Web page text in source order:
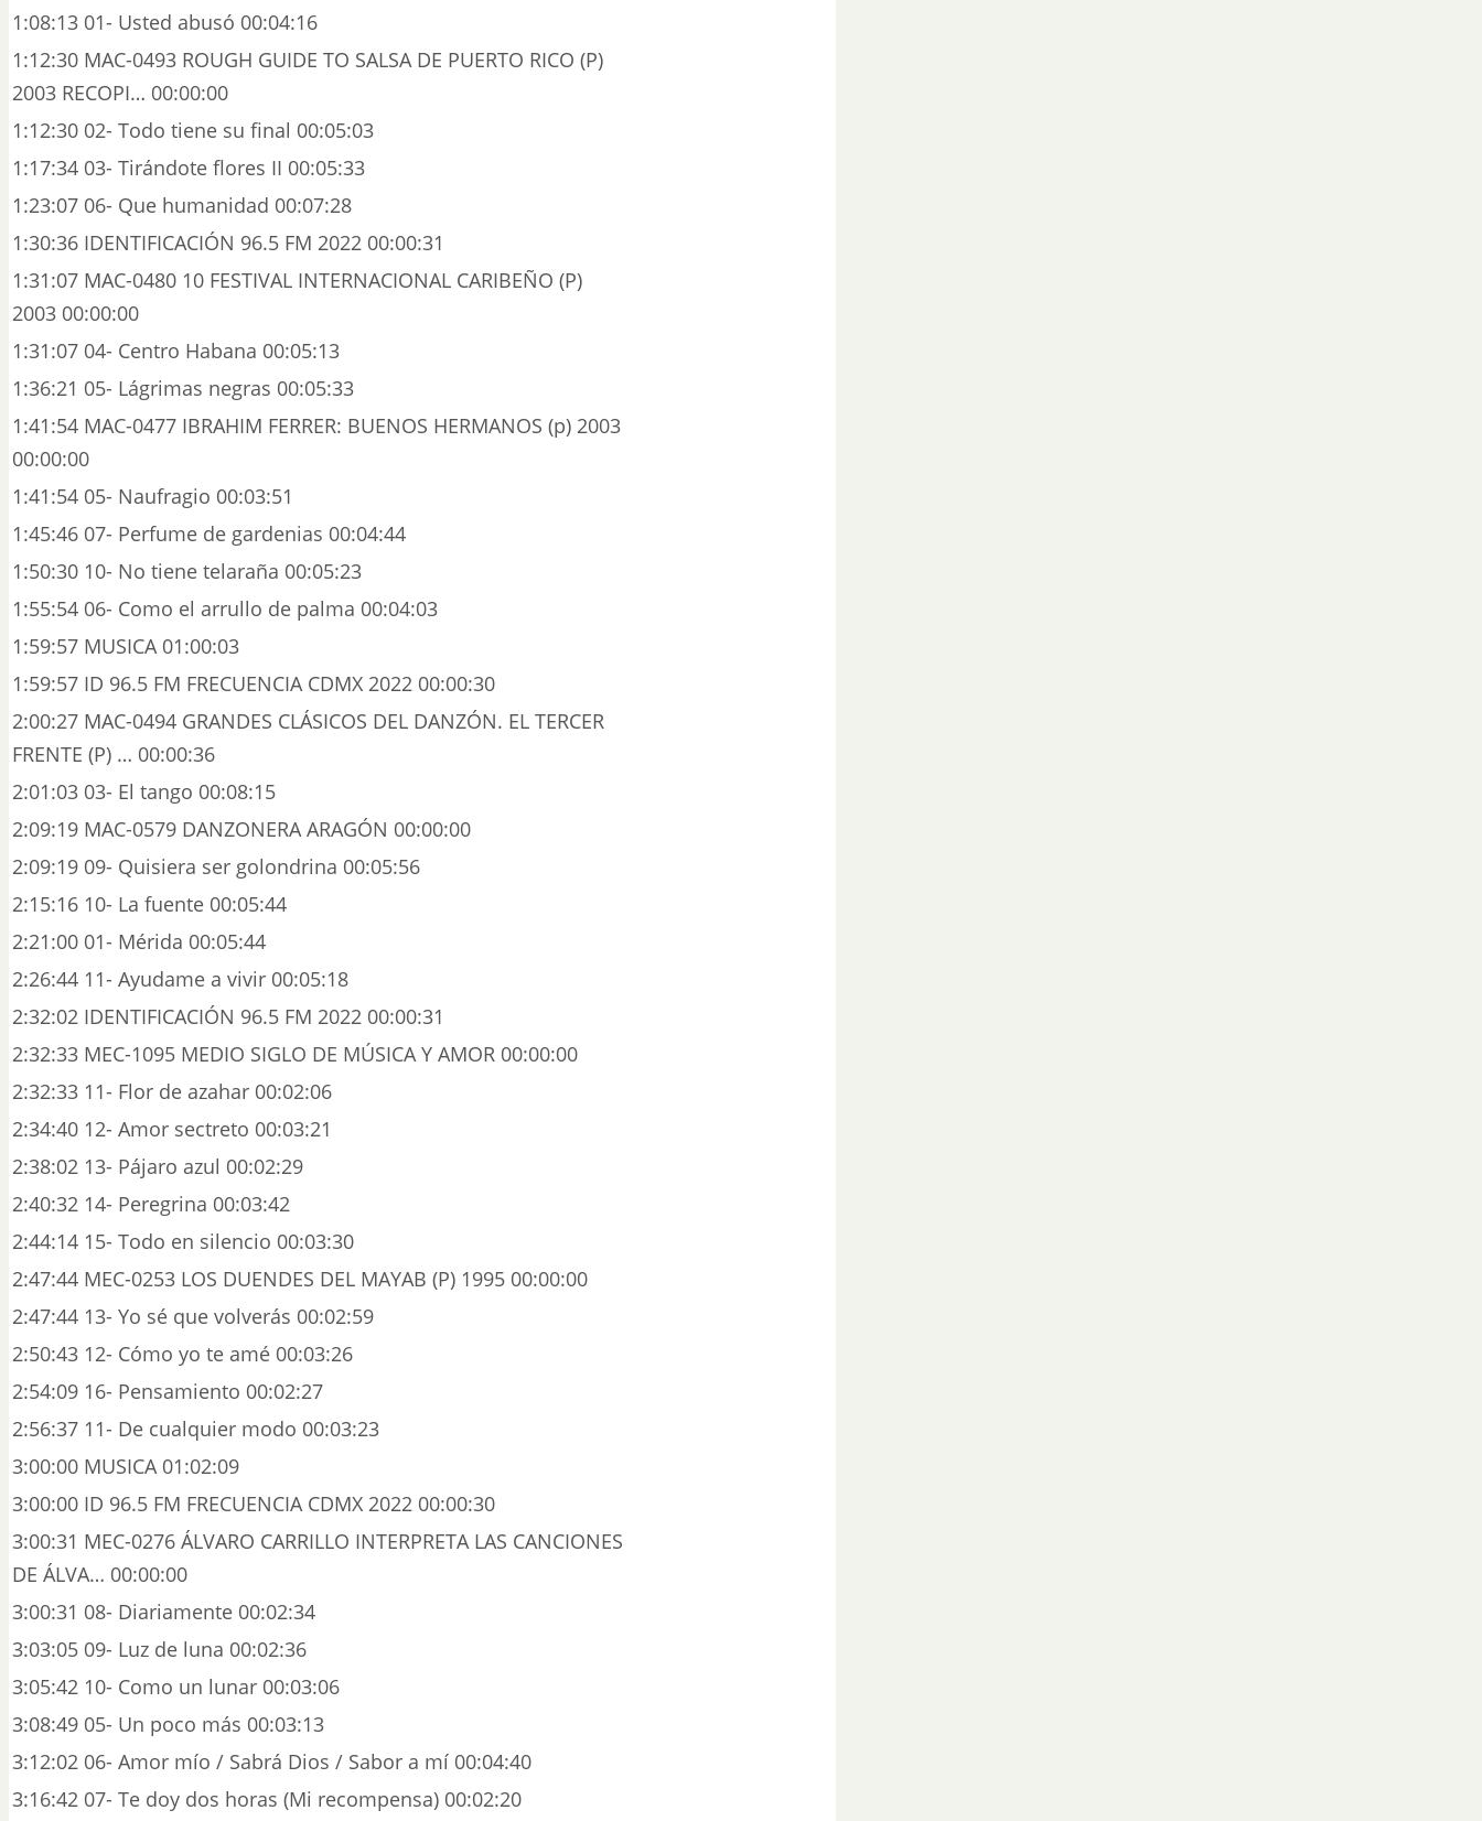
1:08:13 01- Usted abusó 00:04:16
1:12:30 MAC-0493 ROUGH GUIDE TO SALSA DE PUERTO RICO (P)
2003 RECOPI… 00:00:00
1:12:30 02- Todo tiene su final 00:05:03
1:17:34 03- Tirándote flores II 00:05:33
1:23:07 06- Que humanidad 00:07:28
1:30:36 IDENTIFICACIÓN 96.5 FM 2022 00:00:31
1:31:07 MAC-0480 10 FESTIVAL INTERNACIONAL CARIBEÑO (P)
2003 00:00:00
1:31:07 04- Centro Habana 00:05:13
1:36:21 05- Lágrimas negras 00:05:33
1:41:54 MAC-0477 IBRAHIM FERRER: BUENOS HERMANOS (p) 2003
00:00:00
1:41:54 05- Naufragio 00:03:51
1:45:46 07- Perfume de gardenias 00:04:44
1:50:30 10- No tiene telaraña 00:05:23
1:55:54 06- Como el arrullo de palma 00:04:03
1:59:57 MUSICA 01:00:03
1:59:57 ID 96.5 FM FRECUENCIA CDMX 2022 00:00:30
2:00:27 MAC-0494 GRANDES CLÁSICOS DEL DANZÓN. EL TERCER
FRENTE (P) … 00:00:36
2:01:03 03- El tango 00:08:15
2:09:19 MAC-0579 DANZONERA ARAGÓN 00:00:00
2:09:19 09- Quisiera ser golondrina 00:05:56
2:15:16 10- La fuente 00:05:44
2:21:00 01- Mérida 00:05:44
2:26:44 11- Ayudame a vivir 00:05:18
2:32:02 IDENTIFICACIÓN 96.5 FM 2022 00:00:31
2:32:33 MEC-1095 MEDIO SIGLO DE MÚSICA Y AMOR 00:00:00
2:32:33 11- Flor de azahar 00:02:06
2:34:40 12- Amor sectreto 00:03:21
2:38:02 13- Pájaro azul 00:02:29
2:40:32 14- Peregrina 00:03:42
2:44:14 15- Todo en silencio 00:03:30
2:47:44 MEC-0253 LOS DUENDES DEL MAYAB (P) 1995 00:00:00
2:47:44 13- Yo sé que volverás 00:02:59
2:50:43 12- Cómo yo te amé 00:03:26
2:54:09 16- Pensamiento 00:02:27
2:56:37 11- De cualquier modo 00:03:23
3:00:00 MUSICA 01:02:09
3:00:00 ID 96.5 FM FRECUENCIA CDMX 2022 00:00:30
3:00:31 MEC-0276 ÁLVARO CARRILLO INTERPRETA LAS CANCIONES
DE ÁLVA… 00:00:00
3:00:31 08- Diariamente 00:02:34
3:03:05 09- Luz de luna 00:02:36
3:05:42 10- Como un lunar 00:03:06
3:08:49 05- Un poco más 00:03:13
3:12:02 06- Amor mío / Sabrá Dios / Sabor a mí 00:04:40
3:16:42 07- Te doy dos horas (Mi recompensa) 00:02:20